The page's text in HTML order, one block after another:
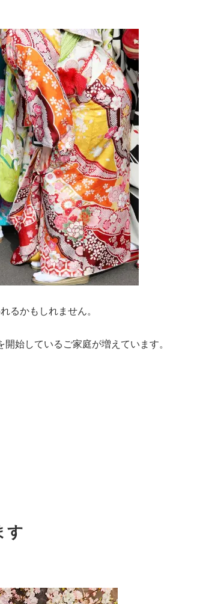
るかもしれません。
始しているご家庭が増えています。
す